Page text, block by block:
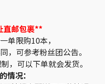
直邮包裹**
单限购10本，
，可参考粉丝团公告。
，可以下单就会发货。
情况：